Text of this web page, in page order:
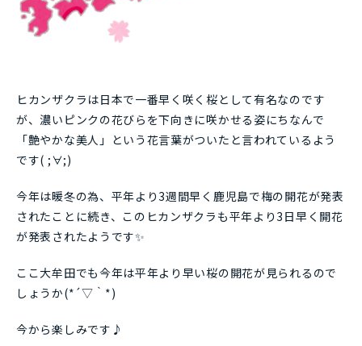
ヒカンザクラは日本で一番早く咲く桜として有名なのです
が、濃いピンクの花びらを下向きに咲かせる姿にちなんで
「艶やかな美人」という花言葉がついたと言われているよう
です( ;∀;)
今年は暖冬の為、平年より3週間早く鹿児島で梅の開花が発表
されたことに続き、このヒカンザクラも平年より3日早く開花
が発表されたようです✨
ここ大牟田でも今年は平年より早い桜の開花が見られるので
しょうか(*´▽｀*)
今から楽しみです♪